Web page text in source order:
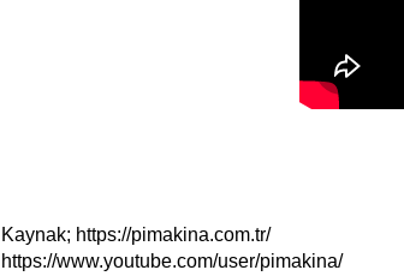
Kaynak; https://pimakina.com.tr/
https://www.youtube.com/user/pimakina/